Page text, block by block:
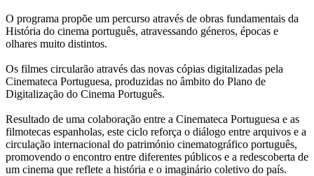
O programa propõe um percurso através de obras fundamentais da
História do cinema português, atravessando géneros, épocas e
olhares muito distintos.
Os filmes circularão através das novas cópias digitalizadas pela
Cinemateca Portuguesa, produzidas no âmbito do Plano de
Digitalização do Cinema Português.
Resultado de uma colaboração entre a Cinemateca Portuguesa e as
filmotecas espanholas, este ciclo reforça o diálogo entre arquivos e a
circulação internacional do património cinematográfico português,
promovendo o encontro entre diferentes públicos e a redescoberta de
um cinema que reflete a história e o imaginário coletivo do país.